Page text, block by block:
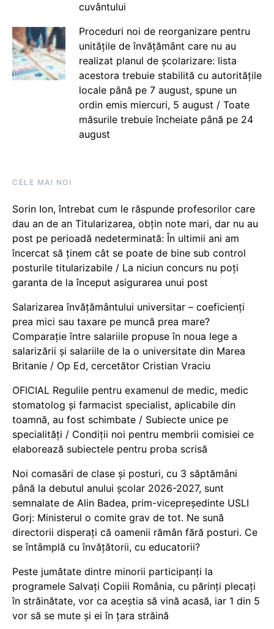
cuvântului
Proceduri noi de reorganizare pentru
unitățile de învățământ care nu au
realizat planul de școlarizare: lista
acestora trebuie stabilită cu autoritățile
locale până pe 7 august, spune un
ordin emis miercuri, 5 august / Toate
măsurile trebuie încheiate până pe 24
august
CELE MAI NOI
Sorin Ion, întrebat cum le răspunde profesorilor care
dau an de an Titularizarea, obțin note mari, dar nu au
post pe perioadă nedeterminată: În ultimii ani am
încercat să ținem cât se poate de bine sub control
posturile titularizabile / La niciun concurs nu poți
garanta de la început asigurarea unui post
Salarizarea învățământului universitar – coeficienți
prea mici sau taxare pe muncă prea mare?
Comparație între salariile propuse în noua lege a
salarizării și salariile de la o universitate din Marea
Britanie / Op Ed, cercetător Cristian Vraciu
OFICIAL Regulile pentru examenul de medic, medic
stomatolog și farmacist specialist, aplicabile din
toamnă, au fost schimbate / Subiecte unice pe
specialități / Condiții noi pentru membrii comisiei ce
elaborează subiectele pentru proba scrisă
Noi comasări de clase și posturi, cu 3 săptămâni
până la debutul anului școlar 2026-2027, sunt
semnalate de Alin Badea, prim-vicepreședinte USLI
Gorj: Ministerul o comite grav de tot. Ne sună
directorii disperați că oamenii rămân fără posturi. Ce
se întâmplă cu învățătorii, cu educatorii?
Peste jumătate dintre minorii participanți la
programele Salvați Copiii România, cu părinți plecați
în străinătate, vor ca aceștia să vină acasă, iar 1 din 5
vor să se mute și ei în țara străină